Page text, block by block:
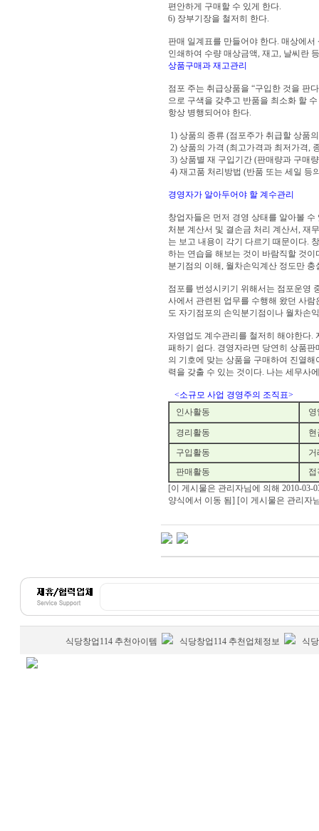
편안하게 구매할 수 있게 한다.
6) 장부기장을 철저히 한다.
판매 일계표를 만들어야 한다. 매상에
인쇄하여 수량 매상금액, 재고, 날씨란
상품구매과 재고관리
점포 주는 취급상품을 “구입한 것을 판
으로 구색을 갖추고 반품을 최소화 할
항상 병행되어야 한다.
1) 상품의 종류 (점포주가 취급할 상품
2) 상품의 가격 (최고가격과 최저가격,
3) 상품별 재 구입기간 (판매량과 구매
4) 재고품 처리방법 (반품 또는 세일 등
경영자가 알아두어야 할 계수관리
창업자들은 먼저 경영 상태를 알아볼
처분 계산서 및 결손금 처리 계산서, 재
는 보고 내용이 각기 다르기 때문이다.
하는 연습을 해보는 것이 바람직할 것
분기점의 이해, 월차손익계산 정도만
점포를 번성시키기 위해서는 점포운영
사에서 관련된 업무를 수행해 왔던 사
도 자기점포의 손익분기점이나 월차손
자영업도 계수관리를 철저히 해야한다.
패하기 쉽다. 경영자라면 당연히 상품
의 기호에 맞는 상품을 구매하여 진열
력을 갖출 수 있는 것이다. 나는 세무사
<소규모 사업 경영주의 조직표>
인사활동
영
경리활동
현
구입활동
거
판매활동
접
[이 게시물은 관리자님에 의해 2010-03-
양식에서 이동 됨] [이 게시물은 관리자
식당창업114 추천아이템 식당창업114 추천업체정보 식